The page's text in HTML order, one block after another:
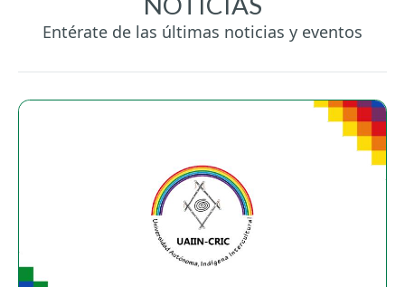
Entérate de las últimas noticias y eventos